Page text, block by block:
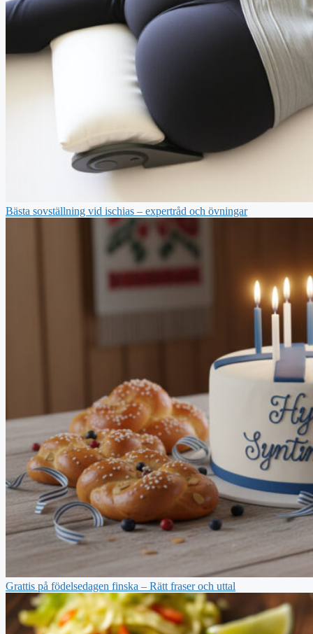
Bästa sovställning vid ischias – expertråd och övningar
Grattis på födelsedagen finska – Rätt fraser och uttal